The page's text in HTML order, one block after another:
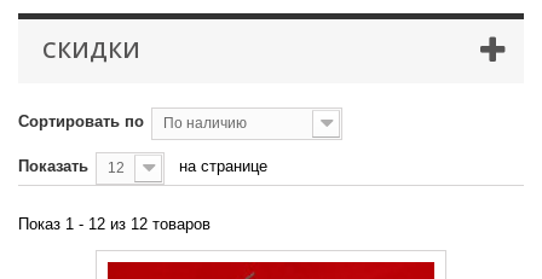
СКИДКИ
Сортировать по По наличию
Показать 12 на странице
Показ 1 - 12 из 12 товаров